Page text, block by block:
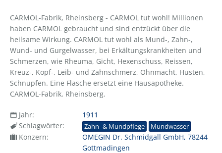
CARMOL-Fabrik, Rheinsberg - CARMOL tut wohl! Millionen
haben CARMOL gebraucht und sind entzückt über die
heilsame Wirkung. CARMOL tut wohl als Mund-, Zahn-,
Wund- und Gurgelwasser, bei Erkältungskrankheiten und
Schmerzen, wie Rheuma, Gicht, Hexenschuss, Reissen,
Kreuz-, Kopf-, Leib- und Zahnschmerz, Ohnmacht, Husten,
Schnupfen. Eine Flasche ersetzt eine Hausapotheke.
CARMOL-Fabrik, Rheinsberg.
Jahr:
1911
Schlagwörter:
Zahn- & Mundpflege Mundwasser
Konzern:
OMEGIN Dr. Schmidgall GmbH, 78244
Gottmadingen